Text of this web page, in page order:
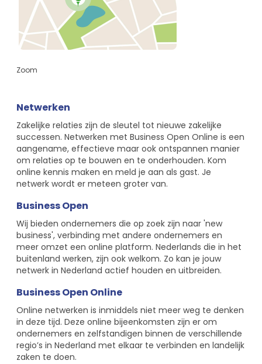
Zoom
Netwerken
Zakelijke relaties zijn de sleutel tot nieuwe zakelijke
successen. Netwerken met Business Open Online is een
aangename, effectieve maar ook ontspannen manier
om relaties op te bouwen en te onderhouden. Kom
online kennis maken en meld je aan als gast. Je
netwerk wordt er meteen groter van.
Business Open
Wij bieden ondernemers die op zoek zijn naar 'new
business', verbinding met andere ondernemers en
meer omzet een online platform. Nederlands die in het
buitenland werken, zijn ook welkom. Zo kan je jouw
netwerk in Nederland actief houden en uitbreiden.
Business Open Online
Online netwerken is inmiddels niet meer weg te denken
in deze tijd. Deze online bijeenkomsten zijn er om
ondernemers en zelfstandigen binnen de verschillende
regio’s in Nederland met elkaar te verbinden en landelijk
zaken te doen.